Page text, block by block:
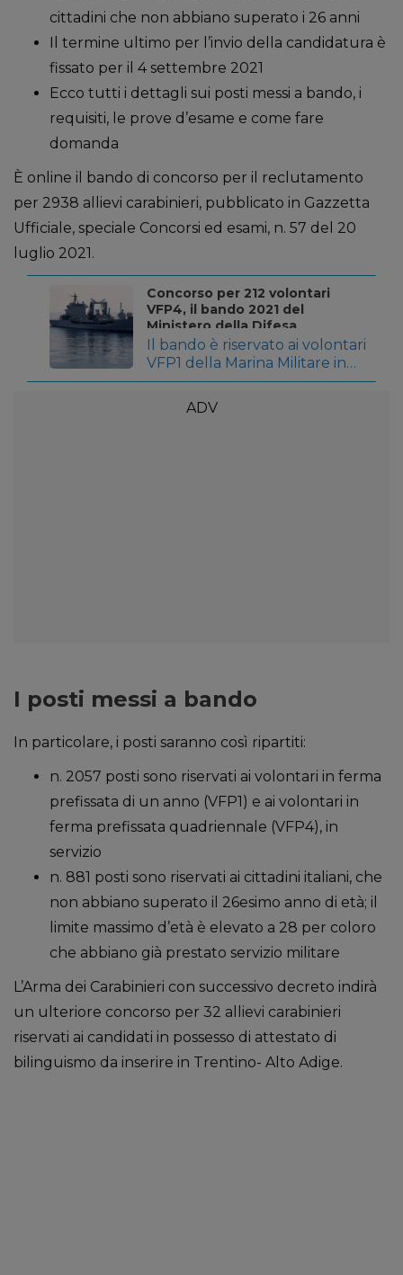
cittadini che non abbiano superato i 26 anni
Il termine ultimo per l’invio della candidatura è
fissato per il 4 settembre 2021
Ecco tutti i dettagli sui posti messi a bando, i
requisiti, le prove d’esame e come fare
domanda
È online il bando di concorso per il reclutamento
per 2938 allievi carabinieri, pubblicato in Gazzetta
Ufficiale, speciale Concorsi ed esami, n. 57 del 20
luglio 2021.
Concorso per 212 volontari
VFP4, il bando 2021 del
Ministero della Difesa
Il bando è riservato ai volontari
VFP1 della Marina Militare in
servizio I vincitori saranno
inseriti nel Corpo Equipaggi
militari marittimi e delle
I posti messi a bando
In particolare, i posti saranno così ripartiti:
n. 2057 posti sono riservati ai volontari in ferma
prefissata di un anno (VFP1) e ai volontari in
ferma prefissata quadriennale (VFP4), in
servizio
n. 881 posti sono riservati ai cittadini italiani, che
non abbiano superato il 26esimo anno di età; il
limite massimo d’età è elevato a 28 per coloro
che abbiano già prestato servizio militare
L’Arma dei Carabinieri con successivo decreto indirà
un ulteriore concorso per 32 allievi carabinieri
riservati ai candidati in possesso di attestato di
bilinguismo da inserire in Trentino- Alto Adige.